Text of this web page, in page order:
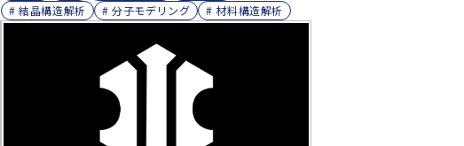
# 結晶構造解析
# 分子モデリング # 材料構造解析